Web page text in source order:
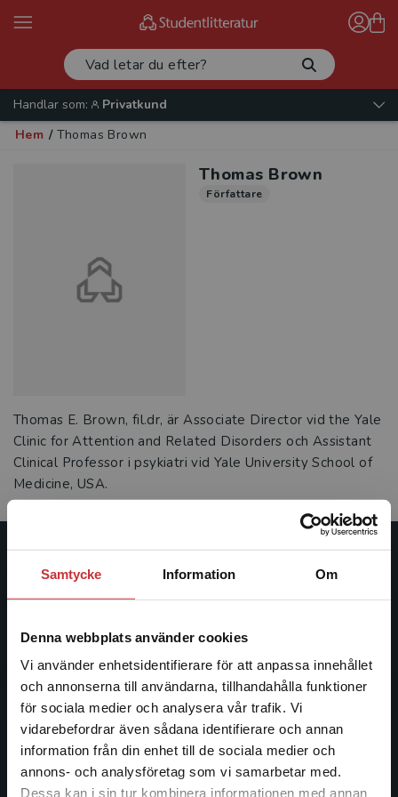
Samtycke Information Om
Denna webbplats använder cookies
Vi använder enhetsidentifierare för att anpassa innehållet
och annonserna till användarna, tillhandahålla funktioner
för sociala medier och analysera vår trafik. Vi
vidarebefordrar även sådana identifierare och annan
information från din enhet till de sociala medier och
annons- och analysföretag som vi samarbetar med.
Dessa kan i sin tur kombinera informationen med annan
Begränsad fraktregion
Handlar som:
Privatkund
Hem / Thomas Brown
Thomas Brown
Författare
Thomas E. Brown, fil.dr, är Associate Director vid the Yale
Clinic for Attention and Related Disorders och Assistant
Clinical Professor i psykiatri vid Yale University School of
Medicine, USA.
Studentlitteratur
ledande utbildningsförlag. Med läromedel, kurslitteratur,
facklitteratur, utbildningar och digitala
informationstjänster i utbudet, finns Studentlitteratur med
längs hela kunskapsresan.
Kontakta oss
Kontakta oss